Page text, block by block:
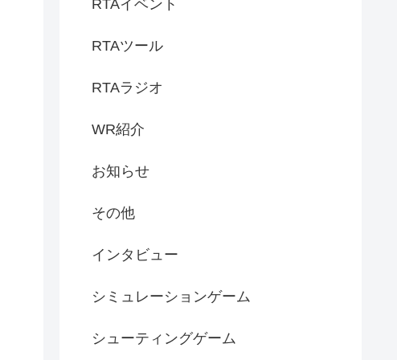
RTAイベント
RTAツール
RTAラジオ
WR紹介
お知らせ
その他
インタビュー
シミュレーションゲーム
シューティングゲーム